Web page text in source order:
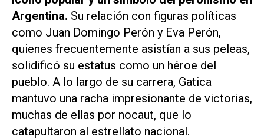
Argentina. Su relación con figuras políticas
como Juan Domingo Perón y Eva Perón,
quienes frecuentemente asistían a sus peleas,
solidificó su estatus como un héroe del
pueblo. A lo largo de su carrera, Gatica
mantuvo una racha impresionante de victorias,
muchas de ellas por nocaut, que lo
catapultaron al estrellato nacional.